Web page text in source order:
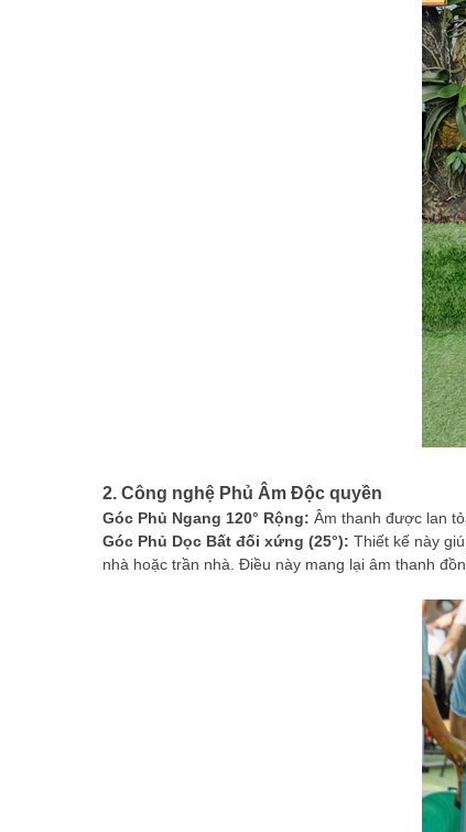
2. Công nghệ Phủ Âm Độc quyền
Góc Phủ Ngang 120° Rộng: Âm thanh được lan
Góc Phủ Dọc Bất đối xứng (25°): Thiết kế này
nhà hoặc trần nhà. Điều này mang lại âm thanh